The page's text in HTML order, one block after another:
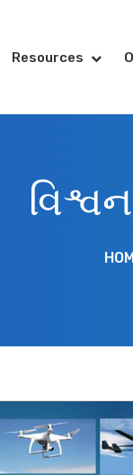
Resources